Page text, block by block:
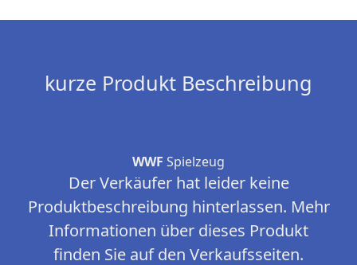
kurze Produkt Beschreibung
WWF Spielzeug
Der Verkäufer hat leider keine
Produktbeschreibung hinterlassen. Mehr
Informationen über dieses Produkt
finden Sie auf den Verkaufsseiten.